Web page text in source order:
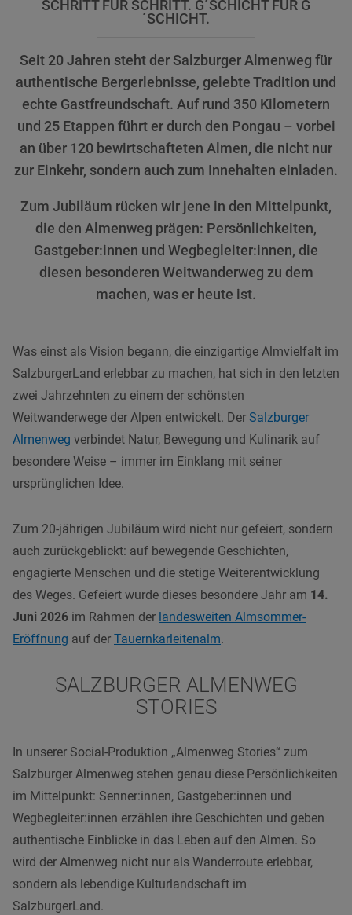
SCHRITT FÜR SCHRITT. G´SCHICHT FÜR G
´SCHICHT.
Seit 20 Jahren steht der Salzburger Almenweg für
authentische Bergerlebnisse, gelebte Tradition und
echte Gastfreundschaft. Auf rund 350 Kilometern
und 25 Etappen führt er durch den Pongau – vorbei
an über 120 bewirtschafteten Almen, die nicht nur
zur Einkehr, sondern auch zum Innehalten einladen.
Zum Jubiläum rücken wir jene in den Mittelpunkt,
die den Almenweg prägen: Persönlichkeiten,
Gastgeber:innen und Wegbegleiter:innen, die
diesen besonderen Weitwanderweg zu dem
machen, was er heute ist.
Was einst als Vision begann, die einzigartige Almvielfalt im
SalzburgerLand erlebbar zu machen, hat sich in den letzten
zwei Jahrzehnten zu einem der schönsten
Weitwanderwege der Alpen entwickelt. Der Salzburger
Almenweg verbindet Natur, Bewegung und Kulinarik auf
besondere Weise – immer im Einklang mit seiner
ursprünglichen Idee.
Zum 20-jährigen Jubiläum wird nicht nur gefeiert, sondern
auch zurückgeblickt: auf bewegende Geschichten,
engagierte Menschen und die stetige Weiterentwicklung
des Weges. Gefeiert wurde dieses besondere Jahr am 14.
Juni 2026 im Rahmen der landesweiten Almsommer-
Eröffnung auf der Tauernkarleitenalm.
SALZBURGER ALMENWEG
STORIES
In unserer Social-Produktion „Almenweg Stories“ zum
Salzburger Almenweg stehen genau diese Persönlichkeiten
im Mittelpunkt: Senner:innen, Gastgeber:innen und
Wegbegleiter:innen erzählen ihre Geschichten und geben
authentische Einblicke in das Leben auf den Almen. So
wird der Almenweg nicht nur als Wanderroute erlebbar,
sondern als lebendige Kulturlandschaft im
SalzburgerLand.